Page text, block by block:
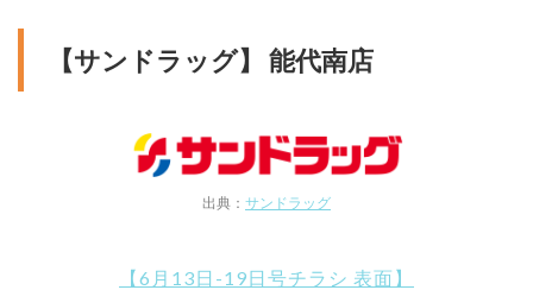
【サンドラッグ】 能代南店
出典： サンドラッグ
【6月13日-19日号チラシ 表面】